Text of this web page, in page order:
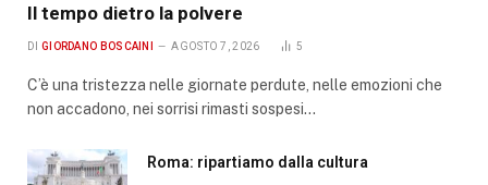
Il tempo dietro la polvere
DI GIORDANO BOSCAINI AGOSTO 7, 2026 5
C’è una tristezza nelle giornate perdute, nelle emozioni che
non accadono, nei sorrisi rimasti sospesi…
Roma: ripartiamo dalla cultura